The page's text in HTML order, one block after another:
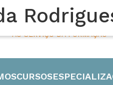
45 ANOS
AO SERVIÇO DA FORMAÇÃO
CURSOS